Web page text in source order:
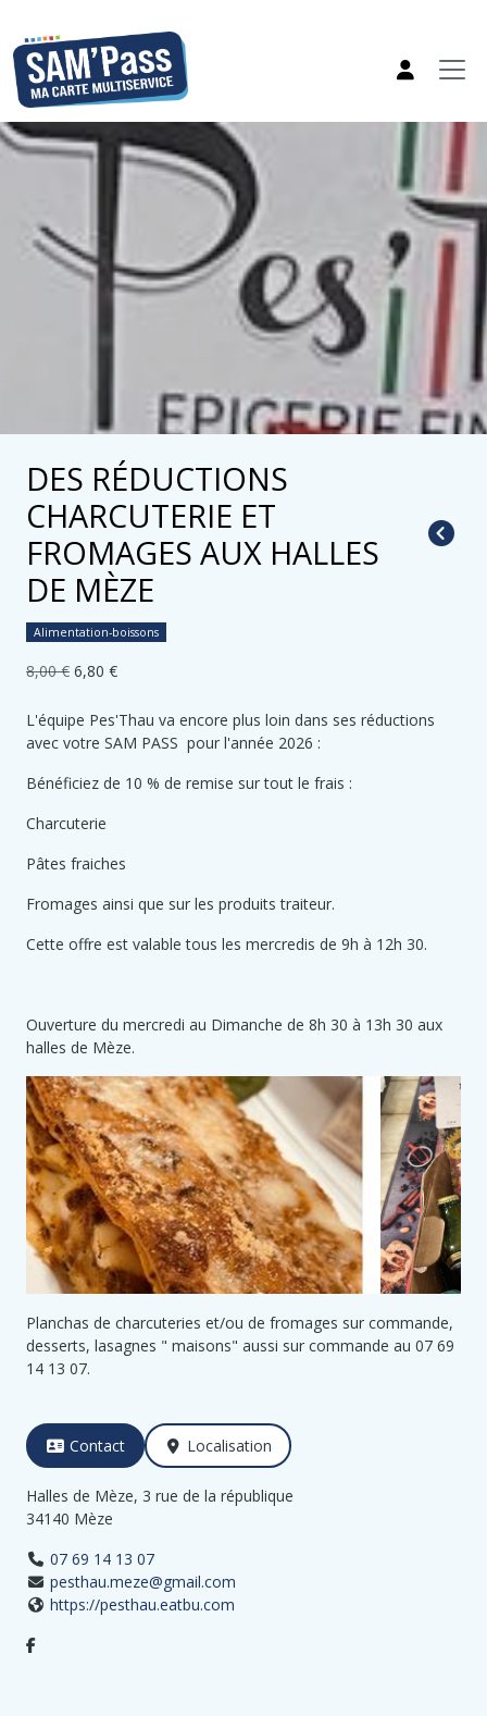
DES RÉDUCTIONS
CHARCUTERIE ET
FROMAGES AUX HALLES
DE MÈZE
Alimentation-boissons
8,00 € 6,80 €
L'équipe Pes'Thau va encore plus loin dans ses réductions
avec votre SAM PASS pour l'année 2026 :
Bénéficiez de 10 % de remise sur tout le frais :
Charcuterie
Pâtes fraiches
Fromages ainsi que sur les produits traiteur.
Cette offre est valable tous les mercredis de 9h à 12h 30.
Ouverture du mercredi au Dimanche de 8h 30 à 13h 30 aux
halles de Mèze.
Planchas de charcuteries et/ou de fromages sur commande,
desserts, lasagnes " maisons" aussi sur commande au 07 69
14 13 07.
Contact Localisation
Halles de Mèze, 3 rue de la république
34140 Mèze
07 69 14 13 07
pesthau.meze@gmail.com
https://pesthau.eatbu.com